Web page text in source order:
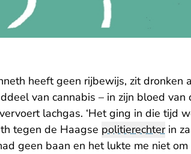
heeft geen rijbewijs, zit dronken
van cannabis – in zijn bloed
lachgas. ‘Het ging in die tijd
tegen de Haagse politierechterin
geen baan en het lukte me niet om